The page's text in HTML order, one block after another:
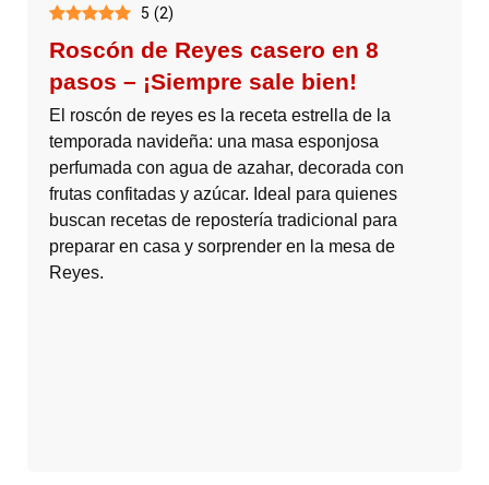
5 (2)
Roscón de Reyes casero en 8
pasos – ¡Siempre sale bien!
El roscón de reyes es la receta estrella de la
temporada navideña: una masa esponjosa
perfumada con agua de azahar, decorada con
frutas confitadas y azúcar. Ideal para quienes
buscan recetas de repostería tradicional para
preparar en casa y sorprender en la mesa de
Reyes.